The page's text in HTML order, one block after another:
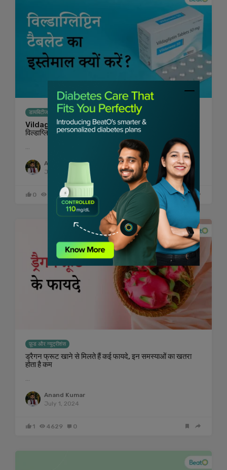
डायबिटीज बेसिक्स
Vildagliptin 50 mg in Hindi: डायबिटीज मरीजों के लिए
विल्डाग्लिप्टिन टैबलेट का इस्तेमाल क्यों है रामबाण?
…
Anand Kumar
July 1, 2024
0 6527
फ़ूड और न्यूट्रीशंस
ड्रैगन फ्रूट खाने से मिलते हैं कई फायदे, इन समस्याओं का खतरा
होता है कम
…
Anand Kumar
July 1, 2024
1 4629 0